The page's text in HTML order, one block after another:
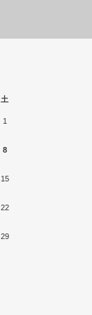
土
1
8
15
22
29